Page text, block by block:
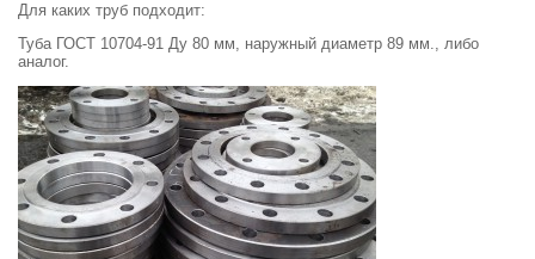
Для каких труб подходит:
Туба ГОСТ 10704-91 Ду 80 мм, наружный диаметр 89 мм., либо
аналог.